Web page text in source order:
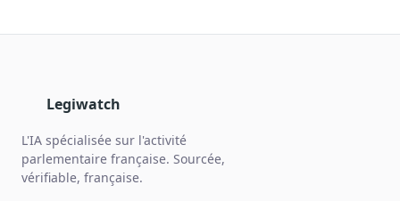
Legiwatch
L'IA spécialisée sur l'activité
parlementaire française. Sourcée,
vérifiable, française.